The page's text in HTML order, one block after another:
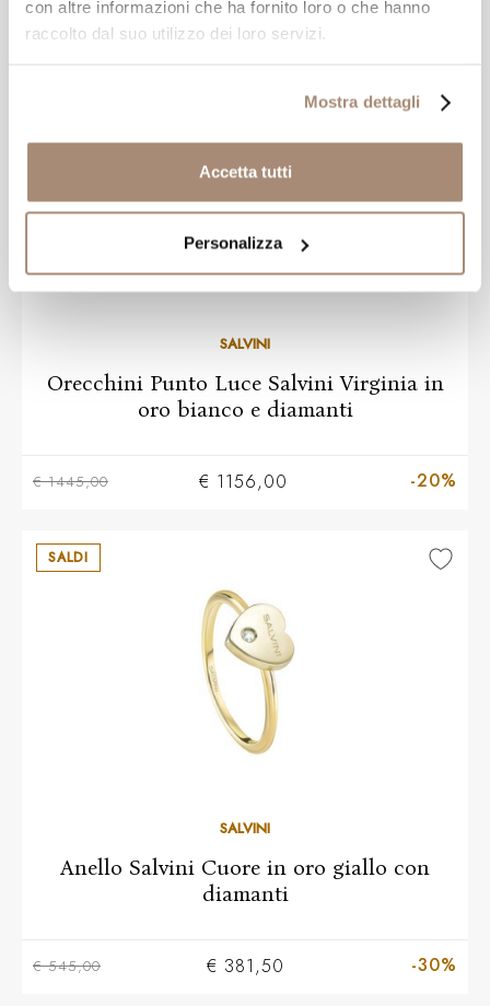
con altre informazioni che ha fornito loro o che hanno
raccolto dal suo utilizzo dei loro servizi.
Mostra dettagli
Accetta tutti
Personalizza
SALVINI
Orecchini Punto Luce Salvini Virginia in
oro bianco e diamanti
€ 1445,00 € 1156,00 -20%
SALDI
14 15
SALVINI
Anello Salvini Cuore in oro giallo con
diamanti
€ 545,00 € 381,50 -30%